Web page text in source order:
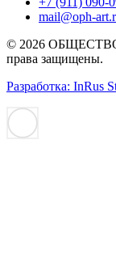
mail@oph-
© 2026
права защищены.
Разработка: InRus